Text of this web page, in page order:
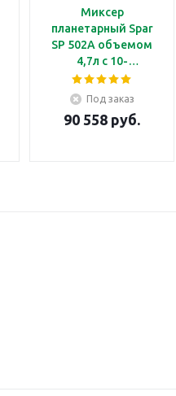
Миксер
планетарный Spar
SP 502A объемом
4,7л с 10-
позиционным
регулятором
таймера, с ручным
Под заказ
90 558 руб.